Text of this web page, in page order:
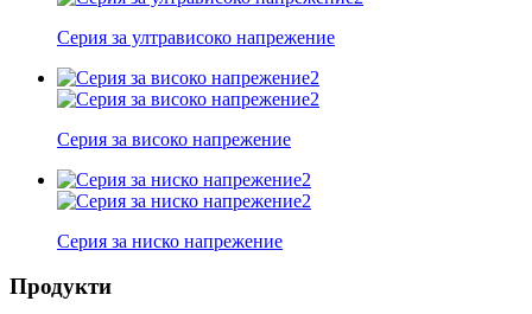
Серия за ултрависоко напрежение
Серия за високо напрежение
Серия за ниско напрежение
Продукти